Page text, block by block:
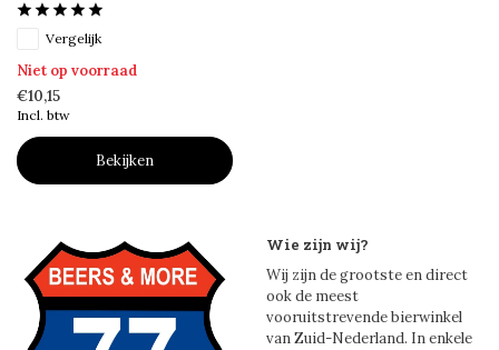
Vergelijk
Niet op voorraad
€10,15
Incl. btw
Bekijken
Wie zijn wij?
Wij zijn de grootste en direct
ook de meest
vooruitstrevende bierwinkel
van Zuid-Nederland. In enkele